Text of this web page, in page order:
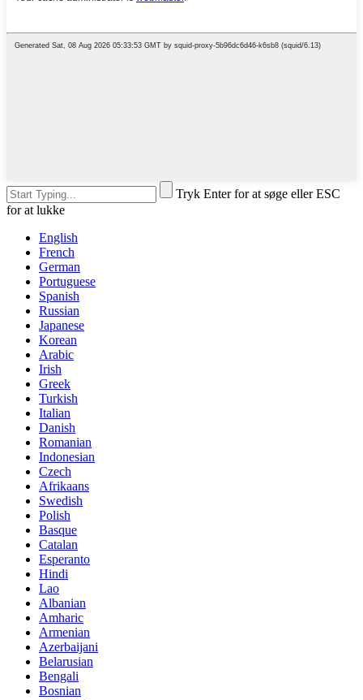
Tryk Enter for at søge eller ESC
for at lukke
English
French
German
Portuguese
Spanish
Russian
Japanese
Korean
Arabic
Irish
Greek
Turkish
Italian
Danish
Romanian
Indonesian
Czech
Afrikaans
Swedish
Polish
Basque
Catalan
Esperanto
Hindi
Lao
Albanian
Amharic
Armenian
Azerbaijani
Belarusian
Bengali
Bosnian